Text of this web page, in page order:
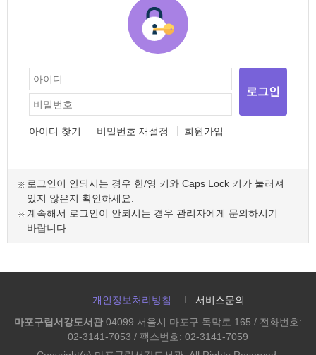
로그인
아이디 찾기 비밀번호 재설정 회원가입
로그인이 안되시는 경우 한/영 키와 Caps Lock 키가 눌러져
있지 않은지 확인하세요.
계속해서 로그인이 안되시는 경우 관리자에게 문의하시기
바랍니다.
개인정보처리방침
서비스문의
마포구립서강도서관 04099 서울시 마포구 독막로 165 / 전화번호:
02-3141-7053 / 팩스번호: 02-3141-7059